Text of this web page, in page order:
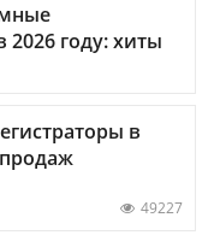
2026 году: хиты
в
49227